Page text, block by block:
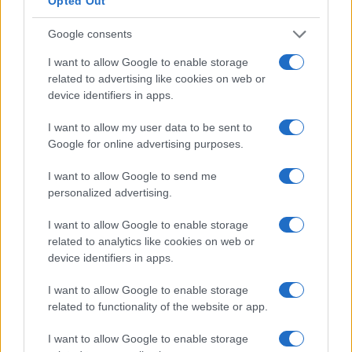
Google consents
I want to allow Google to enable storage
related to advertising like cookies on web or
device identifiers in apps.
I want to allow my user data to be sent to
Google for online advertising purposes.
I want to allow Google to send me
personalized advertising.
I want to allow Google to enable storage
related to analytics like cookies on web or
device identifiers in apps.
I want to allow Google to enable storage
related to functionality of the website or app.
I want to allow Google to enable storage
decadencia, pero sigue siendo uno de los
castillos más populares de Gales. Construido
para Eduardo I en 1283, el arquitecto James de
San Jorge aprovechó los escarpados acantilados
del lugar en los límites norte y oeste para
reforzar las fortificaciones del castillo. El castillo
fue atacado casi tan pronto como se terminó y
sirvió de fortaleza hasta bien entrado el siglo
XVII. Hoy en día, los visitantes pueden recorrer
mejores vistas de la costa del Cámbrico.
1. Castillo de Caernarfon
Situado en la desembocadura del río Seiont, en
la ciudad de Caernarfon, el castillo de
Caernarfon es un bello ejemplo del estilo